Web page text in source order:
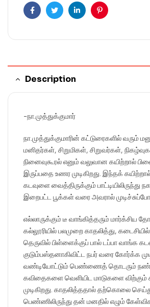
FacebookTwitterLinkedinPinterest
Description
-நா.முத்துக்குமார்
நா.முத்துக்குமாரின் கட்டுரைகளில் வரும்
மனிதர்கள், சிறுமிகள், சிறுவர்கள்,
நினைவுகூரல் எனும் வலுவான கயிற்றால்
இருப்பதை உணர முடிகிறது. இந்தக் கயிற்றால்
கடவுளை வைத்திருக்கும் பாட்டியிலிருந்து
இறைபட்ட பூக்கள் வரை அவரால் முடிச்சுப்போட
எல்லாருக்கும் டீ வாங்கித்தரும் மார்க்சிய
கல்லூரியில் பலமுறை காதலித்து,
தெருவில் பிள்ளைக்குப் பால் டப்பா வாங்க
குடும்பஸ்தனாகிவிட்ட நபர் வரை கோர்க்க
வண்டியோட்டும் பெண்ணைத் தொடரும்
கவிதைகளை வெளியிட மாடுகளை
முடிகிறது. காதலித்ததால் தற்கொலை
பெண்ணிலிருந்து தன் மனதில் எழும்